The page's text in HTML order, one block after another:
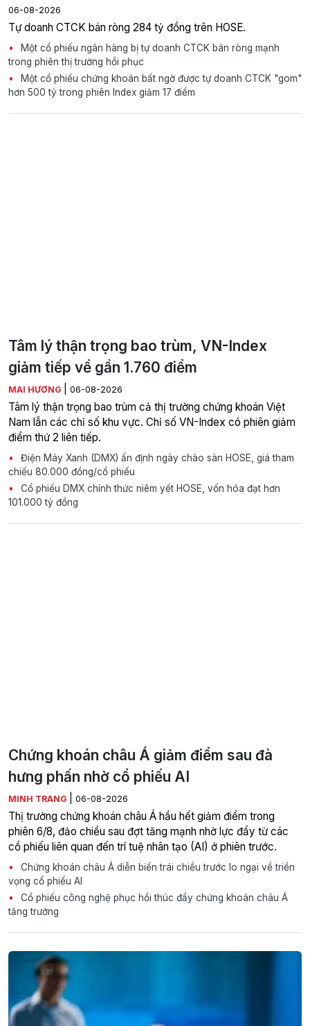
06-08-2026
Tự doanh CTCK bán ròng 284 tỷ đồng trên HOSE.
Một cổ phiếu ngân hàng bị tự doanh CTCK bán ròng mạnh
trong phiên thị trường hồi phục
Một cổ phiếu chứng khoán bất ngờ được tự doanh CTCK "gom"
hơn 500 tỷ trong phiên Index giảm 17 điểm
Tâm lý thận trọng bao trùm, VN-Index
giảm tiếp về gần 1.760 điểm
MAI HƯƠNG 06-08-2026
Tâm lý thận trọng bao trùm cả thị trường chứng khoán Việt
Nam lẫn các chỉ số khu vực. Chỉ số VN-Index có phiên giảm
điểm thứ 2 liên tiếp.
Điện Máy Xanh (DMX) ấn định ngày chào sàn HOSE, giá tham
chiếu 80.000 đồng/cổ phiếu
Cổ phiếu DMX chính thức niêm yết HOSE, vốn hóa đạt hơn
101.000 tỷ đồng
Chứng khoán châu Á giảm điểm sau đà
hưng phấn nhờ cổ phiếu AI
MINH TRANG 06-08-2026
Thị trường chứng khoán châu Á hầu hết giảm điểm trong
phiên 6/8, đảo chiều sau đợt tăng mạnh nhờ lực đẩy từ các
cổ phiếu liên quan đến trí tuệ nhân tạo (AI) ở phiên trước.
Chứng khoán châu Á diễn biến trái chiều trước lo ngại về triển
vọng cổ phiếu AI
Cổ phiếu công nghệ phục hồi thúc đẩy chứng khoán châu Á
tăng trưởng